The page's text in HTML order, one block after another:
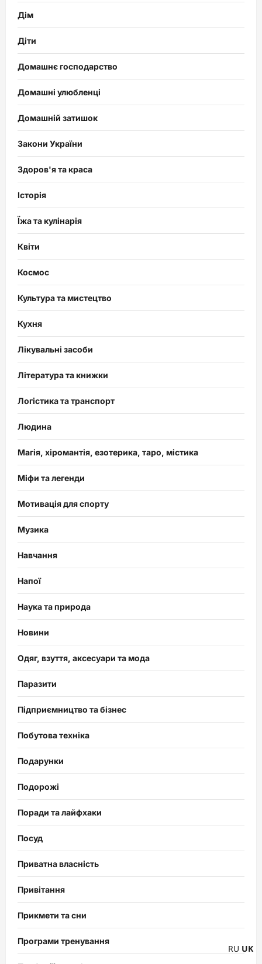
Дім
Діти
Домашнє господарство
Домашні улюбленці
Домашній затишок
Закони України
Здоров'я та краса
Історія
Їжа та кулінарія
Квіти
Космос
Культура та мистецтво
Кухня
Лікувальні засоби
Література та книжки
Логістика та транспорт
Людина
Магія, хіромантія, езотерика, таро, містика
Міфи та легенди
Мотивація для спорту
Музика
Навчання
Напої
Наука та природа
Новини
Одяг, взуття, аксесуари та мода
Паразити
Підприємництво та бізнес
Побутова техніка
Подарунки
Подорожі
Поради та лайфхаки
Посуд
Приватна власність
Привітання
Прикмети та сни
Програми тренування
RU UK